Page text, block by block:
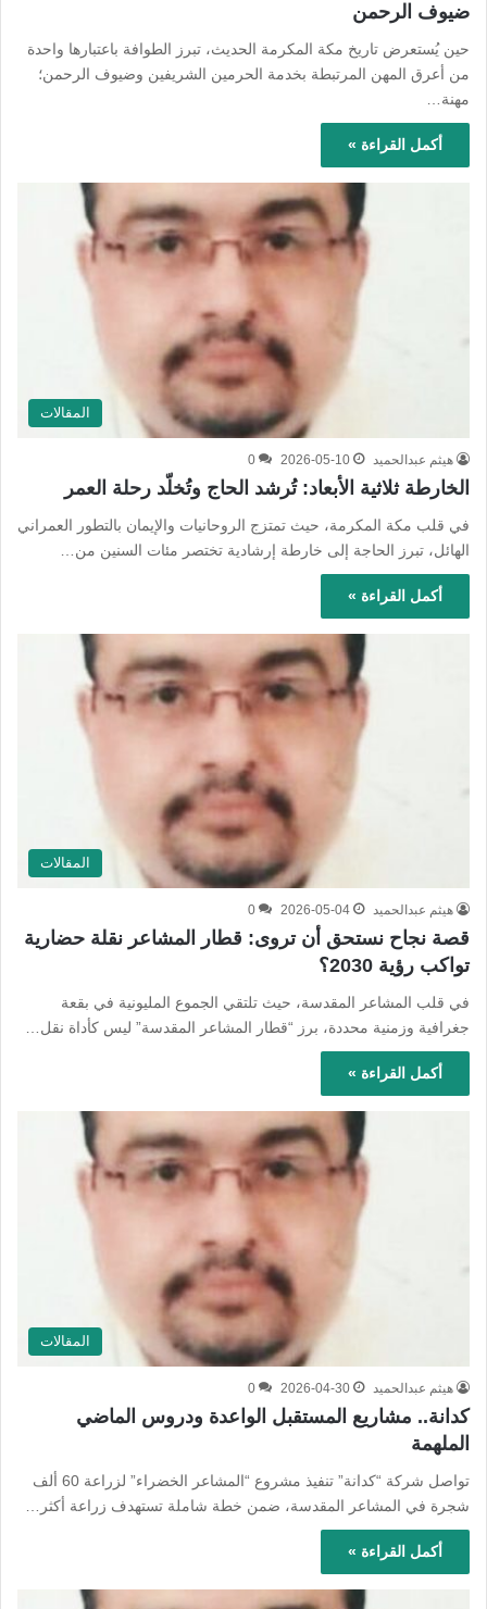
ضيوف الرحمن
حين يُستعرض تاريخ مكة المكرمة الحديث، تبرز الطوافة باعتبارها واحدة
من أعرق المهن المرتبطة بخدمة الحرمين الشريفين وضيوف الرحمن؛
مهنة…
أكمل القراءة »
المقالات
هيثم عبدالحميد 2026-05-10
0
الخارطة ثلاثية الأبعاد: تُرشد الحاج وتُخلّد رحلة العمر
​في قلب مكة المكرمة، حيث تمتزج الروحانيات والإيمان بالتطور العمراني
الهائل، تبرز الحاجة إلى خارطة إرشادية تختصر مئات السنين من…
أكمل القراءة »
المقالات
هيثم عبدالحميد 2026-05-04
0
قصة نجاح نستحق أن تروى: قطار المشاعر نقلة حضارية
تواكب رؤية 2030؟
في قلب المشاعر المقدسة، حيث تلتقي الجموع المليونية في بقعة
جغرافية وزمنية محددة، برز “قطار المشاعر المقدسة” ليس كأداة نقل…
أكمل القراءة »
المقالات
هيثم عبدالحميد 2026-04-30
0
كدانة.. مشاريع المستقبل الواعدة ودروس الماضي
الملهمة
تواصل شركة “كدانة” تنفيذ مشروع “المشاعر الخضراء” لزراعة 60 ألف
شجرة في المشاعر المقدسة، ضمن خطة شاملة تستهدف زراعة أكثر…
أكمل القراءة »